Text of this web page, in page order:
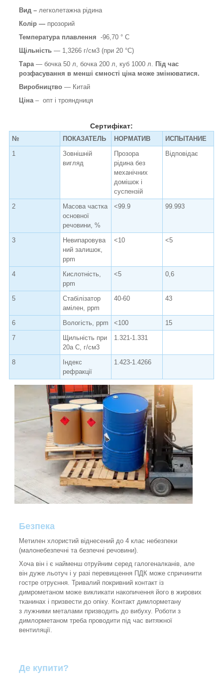
Вид – легколетажна рідина
Колір — прозорий
Температура плавлення -96,70 ° C
Щільність — 1,3266 г/см3 (при 20 °C)
Тара — бочка 50 л, бочка 200 л, куб 1000 л. Під час
розфасування в менші ємності ціна може змінюватися.
Виробництво — Китай
Ціна – опт і трояндниця
Сертифікат:
№ ПОКАЗАТЕЛЬ НОРМАТИВ
ИСПЫТАНИЕ
1
Зовнішній
вигляд
Прозора
рідина без
механічних
домішок і
суспензій
Відповідає
2
Масова частка
основної
речовини, %
<99.9 99.993
3
Невипаровува
ний залишок,
ppm
<10 <5
4
Кислотність,
ppm
<5 0,6
5
Стабілізатор
амілен, ppm
40-60 43
6 Вологість, ppm <100
15
7
Щильність при
20а С, г/см3
1.321-1.331
8
Індекс
рефракції
1.423-1.4266
Безпека
Метилен хлористий віднесений до 4 клас небезпеки
(малонебезпечні та безпечні речовини).
Хоча він і є найменш отруйним серед галогеналканів, але
він дуже льотуч і у разі перевищення ПДК може спричинити
гостре отруєння. Тривалий покривний контакт із
димрометаном може викликати накопичення його в жирових
тканинах і призвести до опіку. Контакт димлорметану
з лужними металами призводить до вибуху. Роботи з
димлорметаном треба проводити під час витяжної
вентиляції.
Де купити?